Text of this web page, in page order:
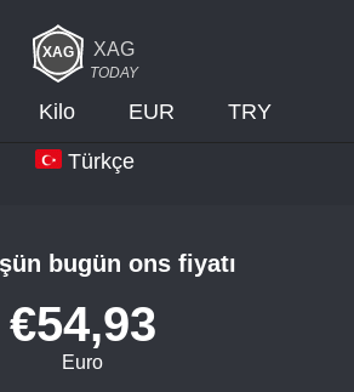
XAG
TODAY
Kilo EUR TRY
Türkçe
bugün ons fiyatı
€54,93
Euro